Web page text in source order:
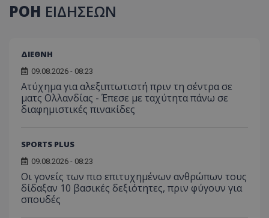
ΡΟΗ ΕΙΔΗΣΕΩΝ
ΔΙΕΘΝΗ
09.08.2026 - 08:23
Ατύχημα για αλεξιπτωτιστή πριν τη σέντρα σε
ματς Ολλανδίας - Έπεσε με ταχύτητα πάνω σε
διαφημιστικές πινακίδες
SPORTS PLUS
09.08.2026 - 08:23
Οι γονείς των πιο επιτυχημένων ανθρώπων τους
δίδαξαν 10 βασικές δεξιότητες, πριν φύγουν για
σπουδές